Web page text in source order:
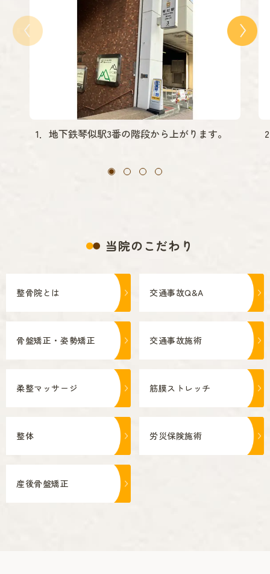
1．地下鉄琴似駅3番の階段から上がります。
当院のこだわり
整骨院とは
整体
柔整マッサージ
骨盤矯正・姿勢矯正
産後骨盤矯正
筋膜ストレッチ
交通事故施術
交通事故Q&A
労災保険施術